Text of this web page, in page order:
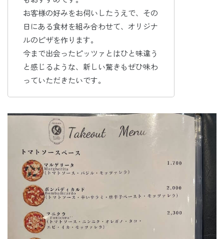
お客様の好みをお伺いしたうえで、その
日にある食材を組み合わせて、オリジナ
ルのピザを作ります。
今まで出会ったピッツァとはひと味違う
と感じるような、新しい驚きもぜひ味わ
っていただきたいです。